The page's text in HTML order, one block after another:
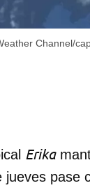
Channel/
Erika
pase